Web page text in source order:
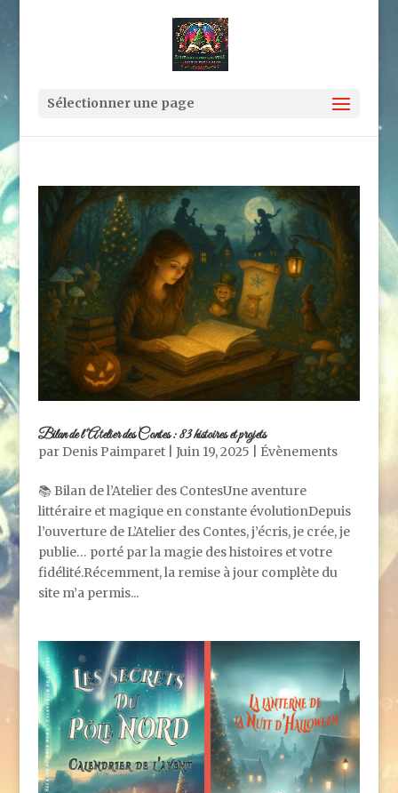
Sélectionner une page
Bilan de l’Atelier des Contes : 83 histoires et projets
par Denis Paimparet| Juin 19, 2025 Évènements
📚 Bilan de l’Atelier des ContesUne aventure
littéraire et magique en constante évolutionDepuis
l’ouverture de L’Atelier des Contes, j’écris, je crée, je
publie… porté par la magie des histoires et votre
fidélité.Récemment, la remise à jour complète du
site m’a permis...